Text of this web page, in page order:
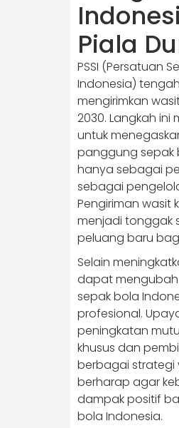
Piala
PSSI (Persatuan
Indonesia)
mengirimkan
2030. Langkah ini
untuk
panggung sepak
hanya sebagai
sebagai
Pengiriman wasit
menjadi tonggak
peluang baru
Selain
dapat
sepak bola
profesional.
peningkatan
khusus dan
berbagai strategi
berharap agar
dampak positif
bola Indonesia.